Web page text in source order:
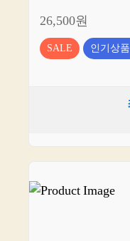
26,500원
SALE 인기상품